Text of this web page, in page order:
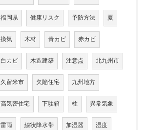
福岡県 健康リスク 予防方法 夏
換気 木材 青カビ 赤カビ
白カビ 木造建築 注意点 北九州市
久留米市 欠陥住宅 九州地方
高気密住宅 下駄箱 柱 異常気象
雷雨 線状降水帯 加湿器 湿度